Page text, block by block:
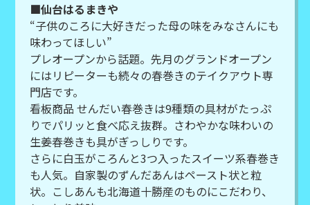
■仙台はるまきや
“子供のころに大好きだった母の味をみなさんにも
味わってほしい”
プレオープンから話題。先月のグランドオープン
にはリピーターも続々の春巻きのテイクアウト専
門店です。
看板商品 せんだい春巻きは9種類の具材がたっぷ
りでパリッと食べ応え抜群。さわやかな味わいの
生姜春巻きも具がぎっしりです。
さらに白玉がころんと3つ入ったスイーツ系春巻き
も人気。自家製のずんだあんはペースト状と粒
状。こしあんも北海道十勝産のものにこだわり、